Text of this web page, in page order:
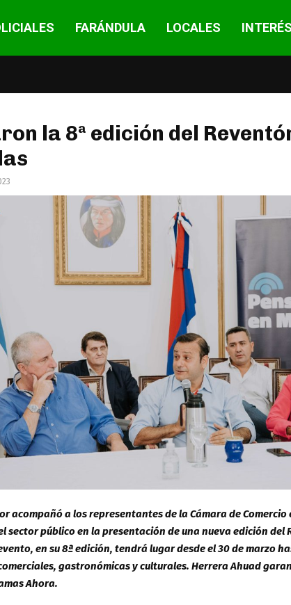
FARÁNDULA LOCALES
la 8ª edición del
acompañó a los representantes de la Cámara de Comercio
sector público en la presentación de una nueva edición del
en su 8ª edición, tendrá lugar desde el 30 de marzo
gastronómicas y culturales. Herrera Ahuad
Ahora.